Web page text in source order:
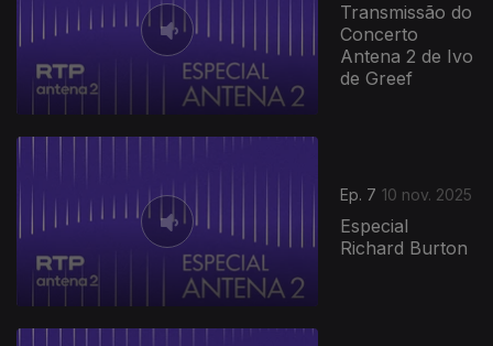
Transmissão do
Concerto
Antena 2 de Ivo
de Greef
Ep. 7 10 nov. 2025
Especial
Richard Burton